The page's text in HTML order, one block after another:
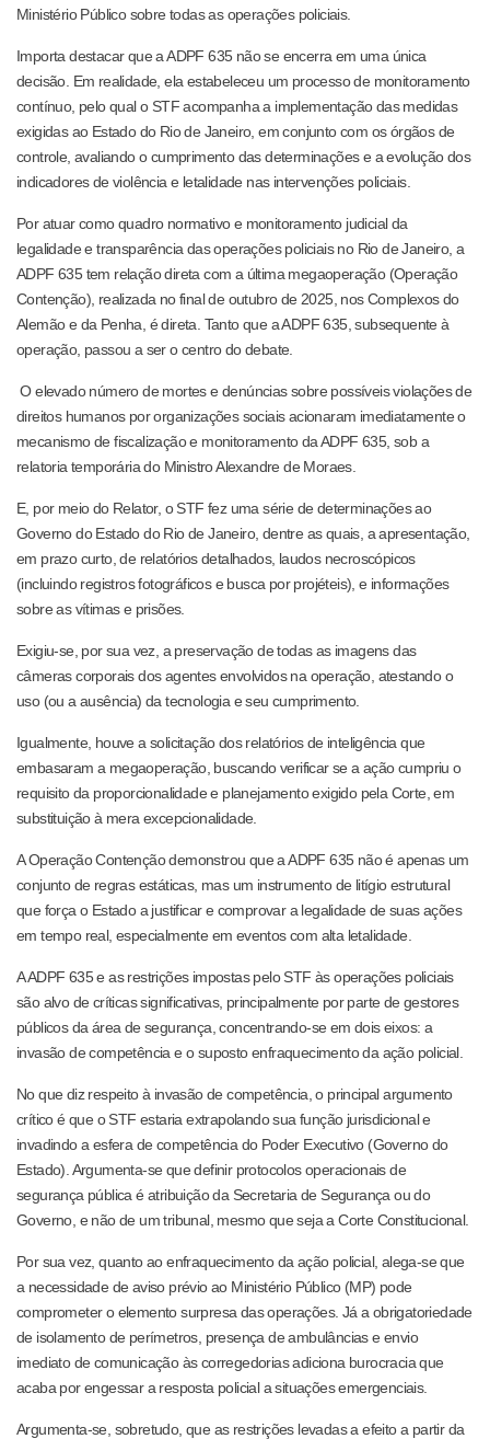
Ministério Público sobre todas as operações policiais.
Importa destacar que a ADPF 635 não se encerra em uma única
decisão. Em realidade, ela estabeleceu um processo de monitoramento
contínuo, pelo qual o STF acompanha a implementação das medidas
exigidas ao Estado do Rio de Janeiro, em conjunto com os órgãos de
controle, avaliando o cumprimento das determinações e a evolução dos
indicadores de violência e letalidade nas intervenções policiais.
Por atuar como quadro normativo e monitoramento judicial da
legalidade e transparência das operações policiais no Rio de Janeiro, a
ADPF 635 tem relação direta com a última megaoperação (Operação
Contenção), realizada no final de outubro de 2025, nos Complexos do
Alemão e da Penha, é direta. Tanto que a ADPF 635, subsequente à
operação, passou a ser o centro do debate.
O elevado número de mortes e denúncias sobre possíveis violações de
direitos humanos por organizações sociais acionaram imediatamente o
mecanismo de fiscalização e monitoramento da ADPF 635, sob a
relatoria temporária do Ministro Alexandre de Moraes.
E, por meio do Relator, o STF fez uma série de determinações ao
Governo do Estado do Rio de Janeiro, dentre as quais, a apresentação,
em prazo curto, de relatórios detalhados, laudos necroscópicos
(incluindo registros fotográficos e busca por projéteis), e informações
sobre as vítimas e prisões.
Exigiu-se, por sua vez, a preservação de todas as imagens das
câmeras corporais dos agentes envolvidos na operação, atestando o
uso (ou a ausência) da tecnologia e seu cumprimento.
Igualmente, houve a solicitação dos relatórios de inteligência que
embasaram a megaoperação, buscando verificar se a ação cumpriu o
requisito da proporcionalidade e planejamento exigido pela Corte, em
substituição à mera excepcionalidade.
A Operação Contenção demonstrou que a ADPF 635 não é apenas um
conjunto de regras estáticas, mas um instrumento de litígio estrutural
que força o Estado a justificar e comprovar a legalidade de suas ações
em tempo real, especialmente em eventos com alta letalidade.
A ADPF 635 e as restrições impostas pelo STF às operações policiais
são alvo de críticas significativas, principalmente por parte de gestores
públicos da área de segurança, concentrando-se em dois eixos: a
invasão de competência e o suposto enfraquecimento da ação policial.
No que diz respeito à invasão de competência, o principal argumento
crítico é que o STF estaria extrapolando sua função jurisdicional e
invadindo a esfera de competência do Poder Executivo (Governo do
Estado). Argumenta-se que definir protocolos operacionais de
segurança pública é atribuição da Secretaria de Segurança ou do
Governo, e não de um tribunal, mesmo que seja a Corte Constitucional.
Por sua vez, quanto ao enfraquecimento da ação policial, alega-se que
a necessidade de aviso prévio ao Ministério Público (MP) pode
comprometer o elemento surpresa das operações. Já a obrigatoriedade
de isolamento de perímetros, presença de ambulâncias e envio
imediato de comunicação às corregedorias adiciona burocracia que
acaba por engessar a resposta policial a situações emergenciais.
Argumenta-se, sobretudo, que as restrições levadas a efeito a partir da